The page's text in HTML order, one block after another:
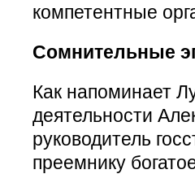
компетентные
Сомнительные
Как напоминает
деятельности
руководитель
преемнику